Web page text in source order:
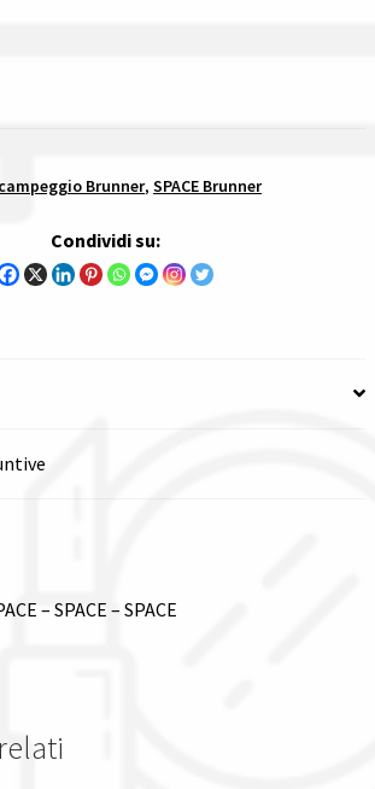
Brunner, SPACE Brunner
Condividi su:
– SPACE – SPACE